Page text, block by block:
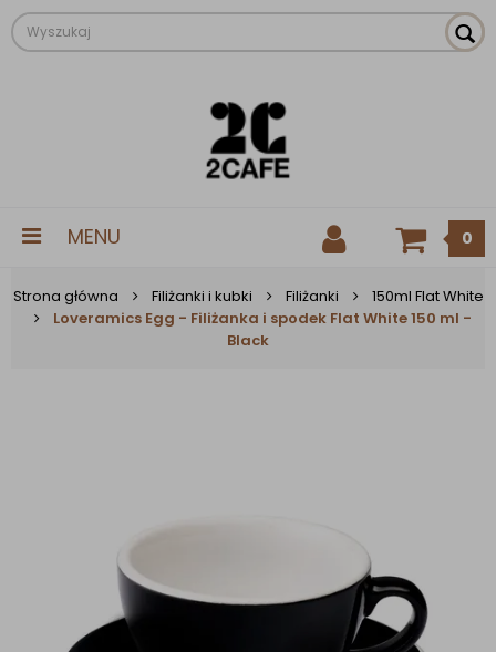
MENU 0
Strona główna Filiżanki i kubki Filiżanki
150ml Flat White
Loveramics Egg - Filiżanka i spodek Flat White 150 ml -
Black